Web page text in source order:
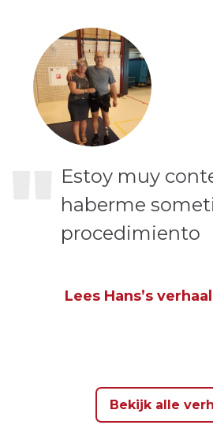
Estoy muy
haberme
procedimiento
Lees Hans’s verhaal
Bekijk alle